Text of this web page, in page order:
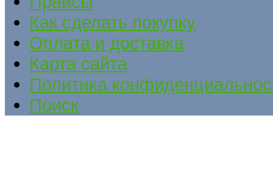
Как сделать покупку
Оплата и доставка
Карта сайта
Политика
Поиск